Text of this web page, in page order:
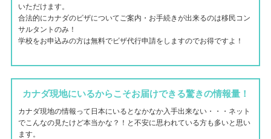
いただけます。
合法的にカナダのビザについてご案内・お手続きが出来るのは移民コン
サルタントのみ！
学校をお申込みの方は無料でビザ代行申請をしますのでお得ですよ！
カナダ現地にいるからこそお届けできる驚きの情報量！
カナダ現地の情報って日本にいるとなかなか入手出来ない・・・ネット
でこんなの見たけど本当かな？！と不安に思われている方も多いと思い
ます。